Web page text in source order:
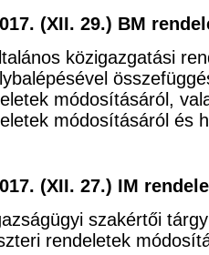
(XII. 29.) BM
közigazgatási
módosításáról,
módosításáról és
(XII. 27.) IM
szakértői
rendeletek